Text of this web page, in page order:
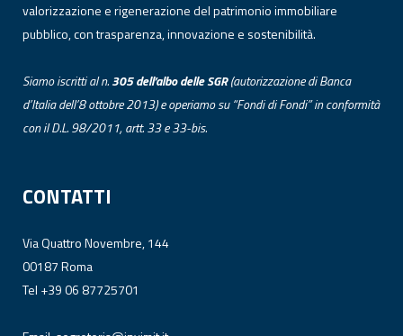
valorizzazione e rigenerazione del patrimonio immobiliare
pubblico, con trasparenza, innovazione e sostenibilità.
Siamo iscritti al n.305 dell’albodelleSGR(autorizzazione di Banca
d’Italia dell’8 ottobre 2013) e operiamo su “Fondi di Fondi” in conformità
con il D.L. 98/2011, artt. 33 e 33-bis.
CONTATTI
Via Quattro Novembre, 144
00187 Roma
Tel +39 06 87725701